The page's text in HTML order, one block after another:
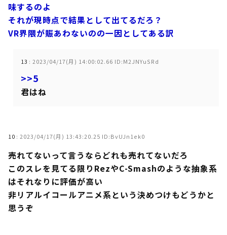
味するのよ
それが現時点で結果として出てるだろ？
VR界隈が賑あわないのの一因としてある訳
13 : 2023/04/17(月) 14:00:02.66 ID:M2JNYuSRd
>>5
君はね
10 : 2023/04/17(月) 13:43:20.25 ID:BvUJn1ek0
売れてないって言うならどれも売れてないだろ
このスレを見てる限りRezやC-Smashのような抽象系
はそれなりに評価が高い
非リアルイコールアニメ系という決めつけもどうかと
思うぞ